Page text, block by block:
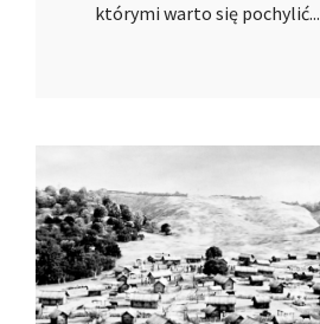
którymi warto się pochylić...